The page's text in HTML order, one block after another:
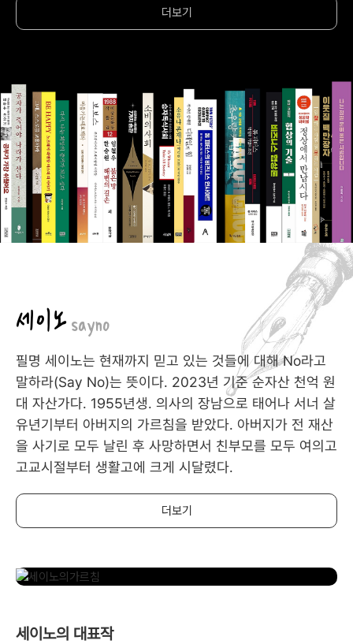
더보기
세이노sayno
필명 세이노는 현재까지 믿고 있는 것들에 대해 No라고
말하라(Say No)는 뜻이다. 2023년 기준 순자산 천억 원
대 자산가다. 1955년생. 의사의 장남으로 태어나 서너 살
유년기부터 아버지의 가르침을 받았다. 아버지가 전 재산
을 사기로 모두 날린 후 사망하면서 친부모를 모두 여의고
고교시절부터 생활고에 크게 시달렸다.
더보기
세이노의 대표작